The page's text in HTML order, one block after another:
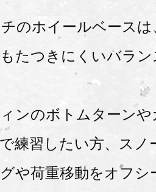
のホイールベース
たつきにくいバラ
ンのボトムターン
練習したい方、スノ
や荷重移動をオフシ